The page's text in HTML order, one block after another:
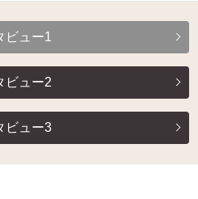
ビュー1
ビュー2
ビュー3